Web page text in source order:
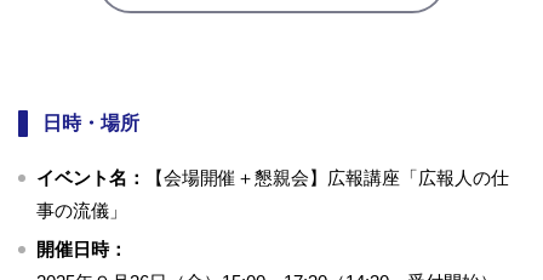
日時・場所
イベント名：
【会場開催＋懇親会】広報講座「広報人の仕
事の流儀」
開催日時：